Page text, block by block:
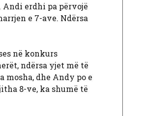
erdhi pa përvojë
e 7-ave. Ndërsa
në konkurs
ndërsa yjet më të
mosha, dhe Andy po e
8-ve, ka shumë të